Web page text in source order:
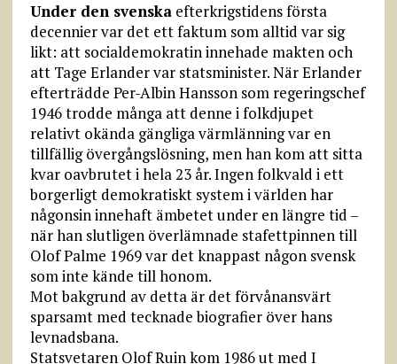
Under den svenskaefterkrigstidens första
decennier var det ett faktum som alltid var sig
likt: att socialdemokratin innehade makten och
att Tage Erlander var statsminister. När Erlander
efterträdde Per-Albin Hansson som regeringschef
1946 trodde många att denne i folkdjupet
relativt okända gängliga värmlänning var en
tillfällig övergångslösning, men han kom att sitta
kvar oavbrutet i hela 23 år. Ingen folkvald i ett
borgerligt demokratiskt system i världen har
någonsin innehaft ämbetet under en längre tid –
när han slutligen överlämnade stafettpinnen till
Olof Palme 1969 var det knappast någon svensk
som inte kände till honom.
Mot bakgrund av detta är det förvånansvärt
sparsamt med tecknade biografier över hans
levnadsbana.
Statsvetaren Olof Ruin kom 1986 ut med I